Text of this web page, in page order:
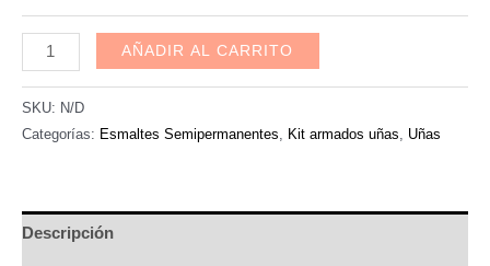
era:
$
es:
$
Pack
Sticker
gel+lampara+aceite
cuticula
AÑADIR AL CARRITO
SKU: N/D
Categorías: Esmaltes Semipermanentes Kit armados uñas Uñas
Descripción